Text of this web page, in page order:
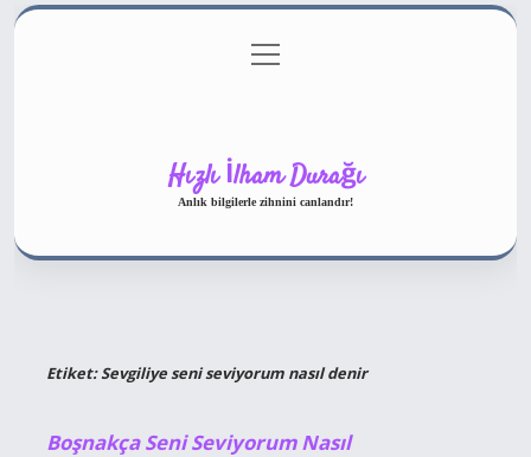
Gizlilik Politikası
menüyü
aç
Hızlı İlham Durağı
Anlık bilgilerle zihnini canlandır!
Etiket:Sevgiliye seni seviyorum nasıl denir
Boşnakça Seni Seviyorum Nasıl